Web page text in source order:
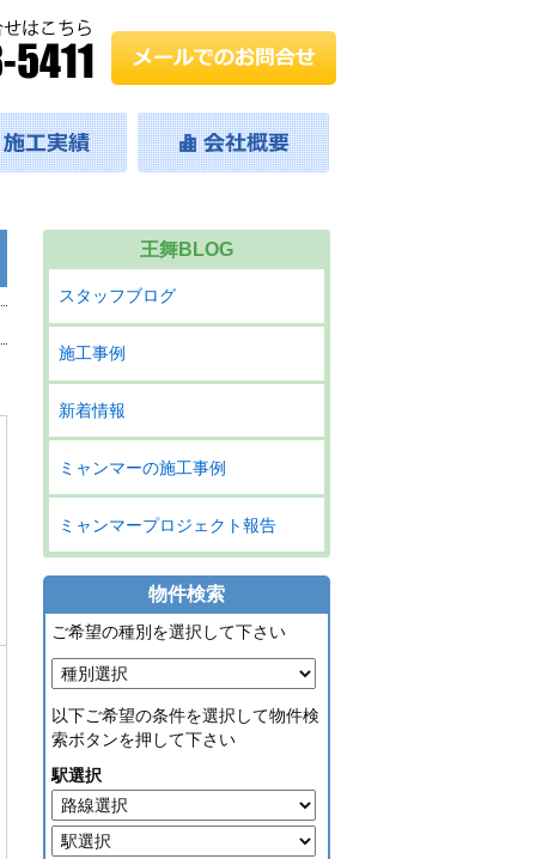
王舞BLOG
スタッフブログ
施工事例
新着情報
ミャンマーの施工事例
ミャンマープロジェクト報告
物件検索
ご希望の種別を選択して下さい
以下ご希望の条件を選択して物件検
索ボタンを押して下さい
駅選択